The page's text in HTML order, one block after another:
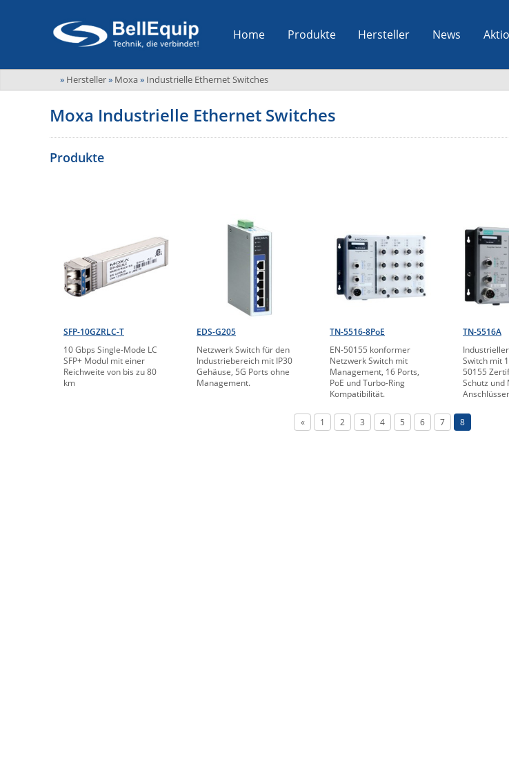
Home Produkte Hersteller News
» Hersteller» Moxa» Industrielle Ethernet Switches
Moxa Industrielle Ethernet Switches
Produkte
SFP-10GZRLC-T
10 Gbps Single-Mode LC
SFP+ Modul mit einer
Reichweite von bis zu 80
km
EDS-G205
Netzwerk Switch für den
Industriebereich mit IP30
Gehäuse, 5G Ports ohne
Management.
TN-5516-8PoE
EN-50155 konformer
Netzwerk Switch mit
Management, 16 Ports,
PoE und Turbo-Ring
Kompatibilität.
TN-5516A
Switch mit
50155
Schutz und
« 1 2 3 4 5 6 7 8